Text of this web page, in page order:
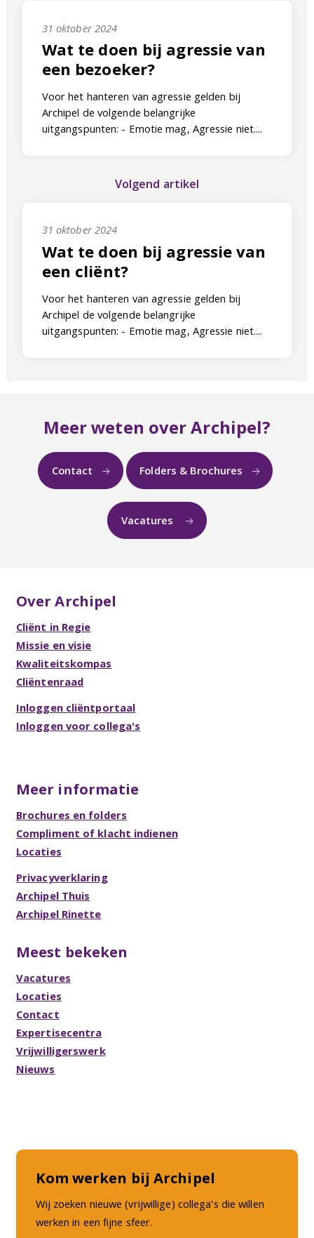
31 oktober 2024
Wat te doen bij agressie van
een bezoeker?
Voor het hanteren van agressie gelden bij
Archipel de volgende belangrijke
uitgangspunten: - Emotie mag, Agressie niet....
Volgend artikel
31 oktober 2024
Wat te doen bij agressie van
een cliënt?
Voor het hanteren van agressie gelden bij
Archipel de volgende belangrijke
uitgangspunten: - Emotie mag, Agressie niet....
Meer weten over Archipel?
Contact Folders & Brochures
Vacatures
Over Archipel
Cliënt in Regie
Missie en visie
Kwaliteitskompas
Cliëntenraad
Inloggen cliëntportaal
Inloggen voor collega's
Meer informatie
Brochures en folders
Compliment of klacht indienen
Locaties
Privacyverklaring
Archipel Thuis
Archipel Rinette
Meest bekeken
Vacatures
Locaties
Contact
Expertisecentra
Vrijwilligerswerk
Nieuws
Kom werken bij Archipel
Wij zoeken nieuwe (vrijwillige) collega's die willen
werken in een fijne sfeer.